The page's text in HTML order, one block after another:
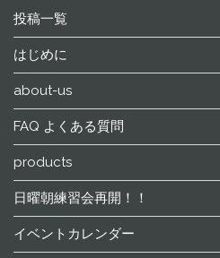
投稿一覧
はじめに
about-us
FAQ よくある質問
products
日曜朝練習会再開！！
イベントカレンダー